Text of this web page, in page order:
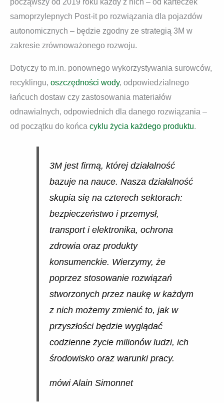
począwszy od 2019 roku każdy z nich – od karteczek
samoprzylepnych Post-it po rozwiązania dla pojazdów
autonomicznych – będzie zgodny ze strategią 3M w
zakresie zrównoważonego rozwoju.
Dotyczy to m.in. ponownego wykorzystywania surowców,
recyklingu, oszczędności wody, odpowiedzialnego
łańcuch dostaw czy zastosowania materiałów
odnawialnych, odpowiednich dla danego rozwiązania –
od początku do końca cyklu życia każdego produktu.
3M jest firmą, której działalność
bazuje na nauce. Nasza działalność
skupia się na czterech sektorach:
bezpieczeństwo i przemysł,
transport i elektronika, ochrona
zdrowia oraz produkty
konsumenckie. Wierzymy, że
poprzez stosowanie rozwiązań
stworzonych przez naukę w każdym
z nich możemy zmienić to, jak w
przyszłości będzie wyglądać
codzienne życie milionów ludzi, ich
środowisko oraz warunki pracy.
mówi Alain Simonnet